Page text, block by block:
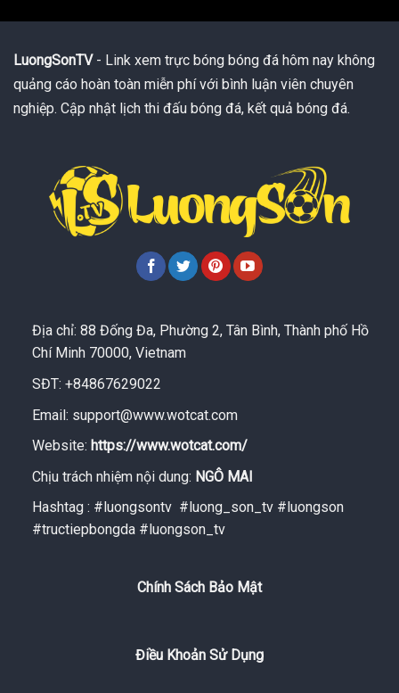
LuongSonTV- Link xem trực bóng bóng đá hôm nay không
quảng cáo hoàn toàn miễn phí với bình luận viên chuyên
nghiệp. Cập nhật lịch thi đấu bóng đá, kết quả bóng đá.
Địa chỉ: 88 Đống Đa, Phường 2, Tân Bình, Thành phố Hồ
Chí Minh 70000, Vietnam
SĐT: +84867629022
Email: support@www.wotcat.com
Website: https://www.wotcat.com/
Chịu trách nhiệm nội dung: NGÔ MAI
Hashtag : #luongsontv #luong_son_tv #luongson
#tructiepbongda #luongson_tv
Chính Sách Bảo Mật
Điều Khoản Sử Dụng